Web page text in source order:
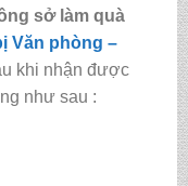
sở làm quà
Văn phòng –
khi nhận được
như sau :